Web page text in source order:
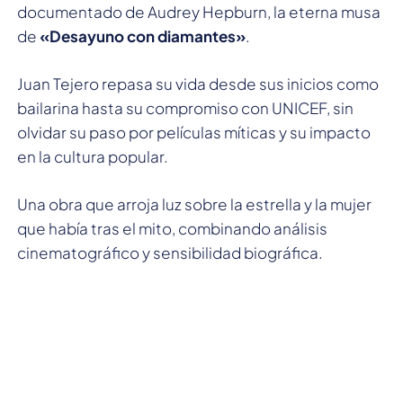
documentado de Audrey Hepburn, la eterna musa
de «Desayuno con diamantes».
Juan Tejero repasa su vida desde sus inicios como
bailarina hasta su compromiso con UNICEF, sin
olvidar su paso por películas míticas y su impacto
en la cultura popular.
Una obra que arroja luz sobre la estrella y la mujer
que había tras el mito, combinando análisis
cinematográfico y sensibilidad biográfica.